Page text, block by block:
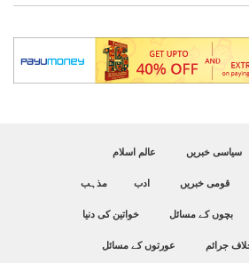
سیاسی خبریں عالم اسلام
قومی خبریں ادب مذہب
بچوں کے مسائل خواتین کی دنیا
جرائم عورتوں کے مسائل